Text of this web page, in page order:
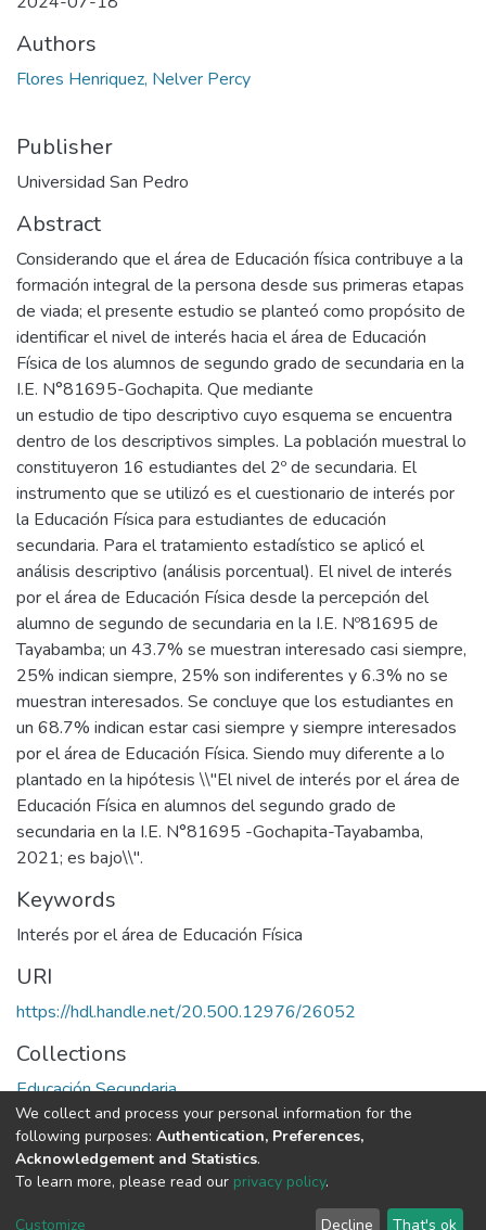
Authors
Flores Henriquez, Nelver Percy
Publisher
Universidad San Pedro
Abstract
Considerando que el área de Educación física contribuye a la
formación integral de la persona desde sus primeras etapas
de viada; el presente estudio se planteó como propósito de
identificar el nivel de interés hacia el área de Educación
Física de los alumnos de segundo grado de secundaria en la
I.E. N°81695-Gochapita. Que mediante
un estudio de tipo descriptivo cuyo esquema se encuentra
dentro de los descriptivos simples. La población muestral lo
constituyeron 16 estudiantes del 2º de secundaria. El
instrumento que se utilizó es el cuestionario de interés por
la Educación Física para estudiantes de educación
secundaria. Para el tratamiento estadístico se aplicó el
análisis descriptivo (análisis porcentual). El nivel de interés
por el área de Educación Física desde la percepción del
alumno de segundo de secundaria en la I.E. Nº81695 de
Tayabamba; un 43.7% se muestran interesado casi siempre,
25% indican siempre, 25% son indiferentes y 6.3% no se
muestran interesados. Se concluye que los estudiantes en
un 68.7% indican estar casi siempre y siempre interesados
por el área de Educación Física. Siendo muy diferente a lo
plantado en la hipótesis \\"El nivel de interés por el área de
Educación Física en alumnos del segundo grado de
secundaria en la I.E. N°81695 -Gochapita-Tayabamba,
2021; es bajo\\".
Keywords
Interés por el área de Educación Física
URI
https://hdl.handle.net/20.500.12976/26052
Collections
Educación Secundaria
Full item page
DSpace software copyright © 2002-2026
Cookie End User Send
We collect and process your personal information for the
following purposes: Authentication, Preferences,
Acknowledgement and Statistics.
To learn more, please read our privacy policy.
Customize Decline That's ok